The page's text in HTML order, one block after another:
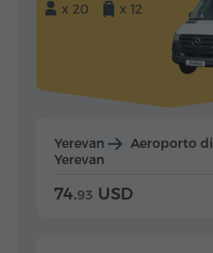
x 20
x 12
Yerevan
Aeroporto di
Yerevan
74.93 USD